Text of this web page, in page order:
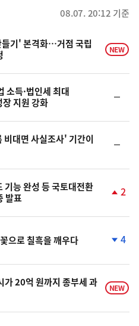
08.07. 20:12 기준
기' 본격화…거점 국립
NEW
소득·법인세 최대
지원 강화
일
대면 사실조사' 기간이
일
기능 완성 등 국토대전환
발표
2
으로 칠흑을 깨우다
락
4
가 20억 원까지 종부세 과
NEW